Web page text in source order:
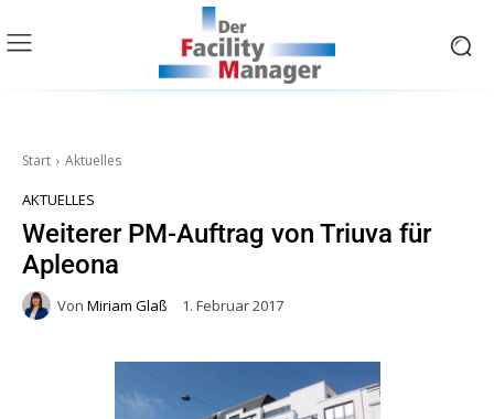
Start Aktuelles
AKTUELLES
Weiterer PM-Auftrag von Triuva für
Apleona
Von Miriam Glaß 1. Februar 2017